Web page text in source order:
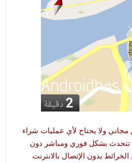
ولا يحتاج لأي عمليات شراء
تتحدث بشكل فوري ومباشر دون
بدون الإتصال بالانترنت